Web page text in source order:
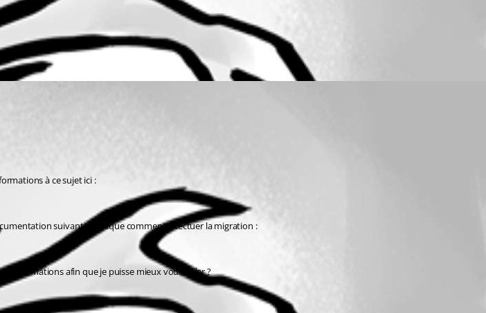
à ce sujet ici :
suivante explique comment effectuer la migration :
afin que je puisse mieux vous aider ?